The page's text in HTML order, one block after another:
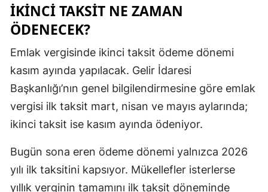
İKINCI TAKSIT NE ZAMAN
ÖDENECEK?
Emlak vergisinde ikinci taksit ödeme dönemi
kasım ayında yapılacak. Gelir İdaresi
Başkanlığı’nın genel bilgilendirmesine göre emlak
vergisi ilk taksit mart, nisan ve mayıs aylarında;
ikinci taksit ise kasım ayında ödeniyor.
Bugün sona eren ödeme dönemi yalnızca 2026
yılı ilk taksitini kapsıyor. Mükellefler isterlerse
yıllık verginin tamamını ilk taksit döneminde